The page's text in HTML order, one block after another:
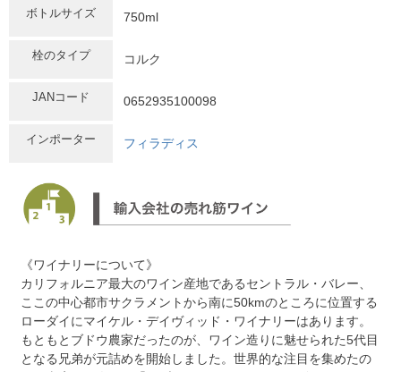
ボトルサイズ 750ml
栓のタイプ コルク
JANコード 0652935100098
インポーター フィラディス
《ワイナリーについて》
カリフォルニア最大のワイン産地であるセントラル・バレー、
ここの中心都市サクラメントから南に50kmのところに位置する
ローダイにマイケル・デイヴィッド・ワイナリーはあります。
もともとブドウ農家だったのが、ワイン造りに魅せられた5代目
となる兄弟が元詰めを開始しました。世界的な注目を集めたの